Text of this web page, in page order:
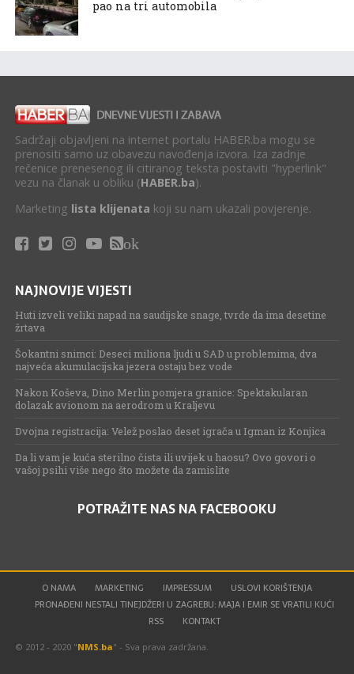
pao na tri automobila
Sadržaji objavljeni na internet portalu HABER.ba mogu se
prenositi samo uz obavezu navođenja izvora. Iza zadnje
rečenice prenesenog ili citiranog teksta postaviti "hyperlink"
vezu na članak u obliku (HABER.ba).
Marketing lista klijenata koji su nam ukazali povjerenje.
ok
NAJNOVIJE VIJESTI
Huti izveli veliki napad na saudijske snage, tvrde da ima desetine
žrtava
Šokantni snimci: Deseci miliona ljudi u SAD u problemima, dva
najveća akumulacijska jezera ostaju bez vode
Nakon Koševa, Dino Merlin pomjera granice: Spektakularan
dolazak avionom na aerodrom u Kraljevu
Dvojna registracija: Velež poslao deset igrača u Igman iz Konjica
Da li vam je kuća sterilno čista ili uvijek u haosu? Ovo govori o
vašoj psihi više nego što možete da zamislite
POTRAŽITE NAS NA FACEBOOKU
O NAMA MARKETING IMPRESSUM
USLOVI KORIŠTENJA
PRONAĐENI NESTALI TINEJDŽERI U ZAGREBU: MAJA I EMIR SE VRATILI KUĆI
RSS
KONTAKT
© 2012 - 2020 "NMS.ba" - Sva prava zadržana.